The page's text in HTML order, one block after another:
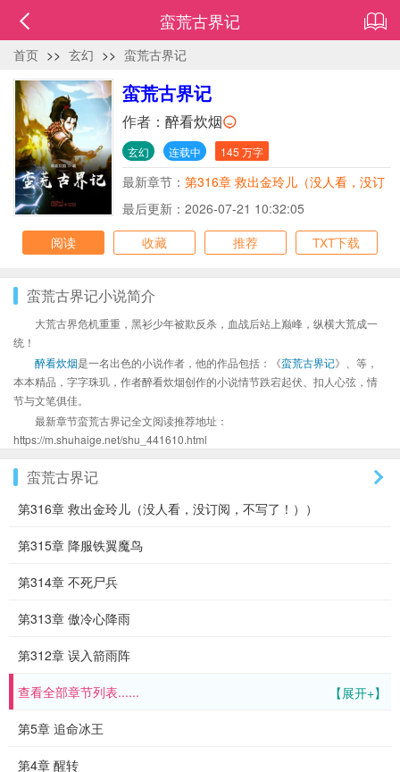
蛮荒古界记
首页 >> 玄幻 >> 蛮荒古界记
蛮荒古界记
作者： 醉看炊烟
玄幻 连载中 145 万字
最新章节： 第316章 救出金玲儿（没人看，没订
阅，不写了！））
最后更新：2026-07-21 10:32:05
阅读
收藏 推荐 TXT下载
蛮荒古界记小说简介
大荒古界危机重重，黑衫少年被欺反杀，血战后站上巅峰，纵横大荒成一
统！
醉看炊烟是一名出色的小说作者，他的作品包括：《蛮荒古界记》、等，
本本精品，字字珠玑，作者醉看炊烟创作的小说情节跌宕起伏、扣人心弦，情
节与文笔俱佳。
最新章节蛮荒古界记全文阅读推荐地址：
https://m.shuhaige.net/shu_441610.html
蛮荒古界记
第316章 救出金玲儿（没人看，没订阅，不写了！））
第315章 降服铁翼魔鸟
第314章 不死尸兵
第313章 傲冷心降雨
第312章 误入箭雨阵
【展开+】
查看全部章节列表......
第5章 追命冰王
第4章 醒转